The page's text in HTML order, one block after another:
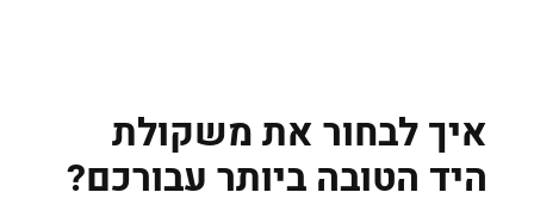
איך לבחור את משקולת
היד הטובה ביותר עבורכם?